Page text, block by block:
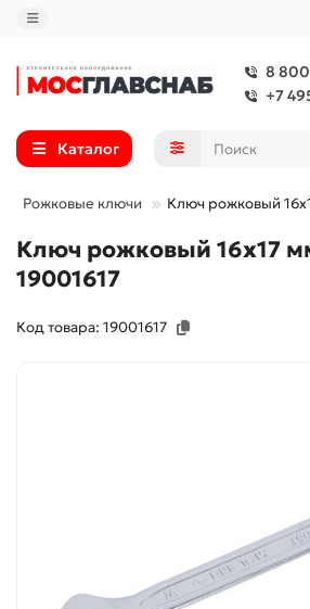
8
+7
Каталог
Рожковые ключи Ключ рожковый
Ключ рожковый 16x17
19001617
Код товара: 19001617